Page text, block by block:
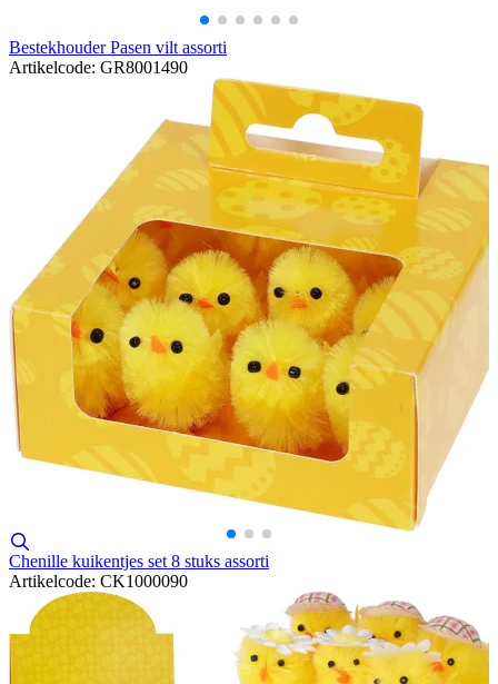
Bestekhouder Pasen vilt assorti
Artikelcode: GR8001490
Chenille kuikentjes set 8 stuks assorti
Artikelcode: CK1000090